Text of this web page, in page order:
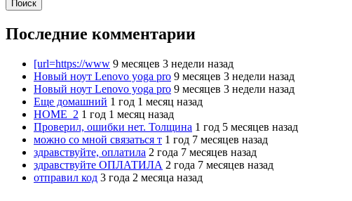
Последние комментарии
[url=https://www 9 месяцев 3 недели назад
Новый ноут Lenovo yoga pro 9 месяцев 3 недели назад
Новый ноут Lenovo yoga pro 9 месяцев 3 недели назад
Еще домашний 1 год 1 месяц назад
HOME_2 1 год 1 месяц назад
Проверил, ошибки нет. Толщина 1 год 5 месяцев назад
можно со мной связаться т 1 год 7 месяцев назад
здравствуйте, оплатила 2 года 7 месяцев назад
здравствуйте ОПЛАТИЛА 2 года 7 месяцев назад
отправил код 3 года 2 месяца назад